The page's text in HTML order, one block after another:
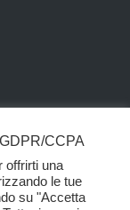
SpA.
CCPA
offrirti una
le tue
su "Accetta